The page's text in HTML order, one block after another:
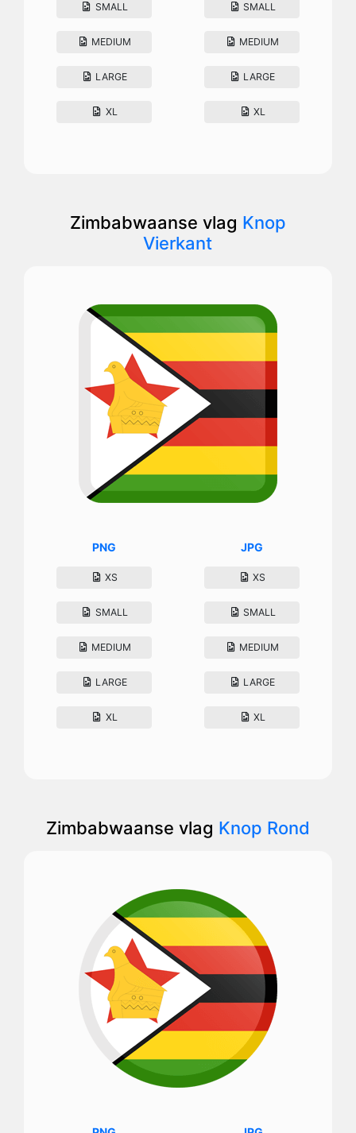
SMALL
MEDIUM
LARGE
XL
SMALL
MEDIUM
LARGE
XL
Zimbabwaanse vlag Knop
Vierkant
PNG
XS
SMALL
MEDIUM
LARGE
XL
JPG
XS
SMALL
MEDIUM
LARGE
XL
Zimbabwaanse vlag Knop Rond